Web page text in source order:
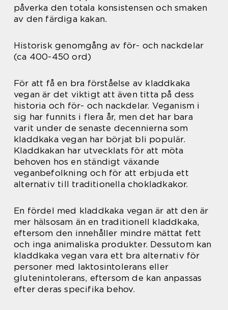
påverka den totala konsistensen och smaken
av den färdiga kakan.
Historisk genomgång av för- och nackdelar
(ca 400-450 ord)
För att få en bra förståelse av kladdkaka
vegan är det viktigt att även titta på dess
historia och för- och nackdelar. Veganism i
sig har funnits i flera år, men det har bara
varit under de senaste decennierna som
kladdkaka vegan har börjat bli populär.
Kladdkakan har utvecklats för att möta
behoven hos en ständigt växande
veganbefolkning och för att erbjuda ett
alternativ till traditionella chokladkakor.
En fördel med kladdkaka vegan är att den är
mer hälsosam än en traditionell kladdkaka,
eftersom den innehåller mindre mättat fett
och inga animaliska produkter. Dessutom kan
kladdkaka vegan vara ett bra alternativ för
personer med laktosintolerans eller
glutenintolerans, eftersom de kan anpassas
efter deras specifika behov.